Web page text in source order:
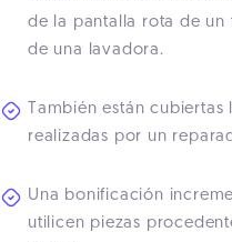
de la pantalla rota de
de una lavadora.
También están
realizadas por un
Una bonificación
utilicen piezas